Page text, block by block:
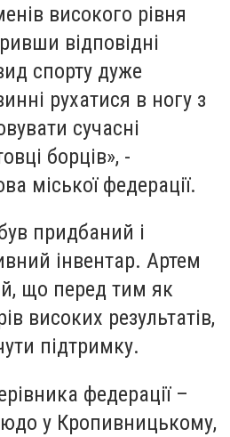
високого рівня
відповідні
спорту дуже
рухатися в ногу з
сучасні
борців», -
міської федерації.
придбаний і
інвентар. Артем
що перед тим як
високих результатів,
підтримку.
федерації –
у Кропивницькому,